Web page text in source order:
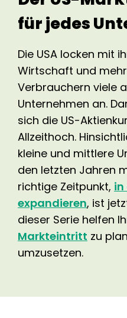
für jedes
Die USA locken mit
Wirtschaft und
Verbrauchern viele
Unternehmen an.
sich die US-
Allzeithoch.
kleine und mittlere
den letzten Jahren
richtige Zeitpunkt, in
expandieren, ist
dieser Serie helfen
Markteintritt zu
umzusetzen.